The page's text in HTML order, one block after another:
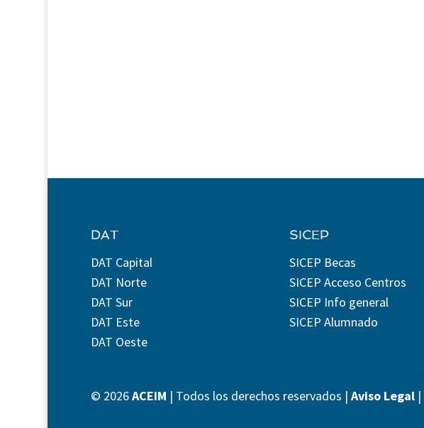
DAT
DAT Capital
DAT Norte
DAT Sur
DAT Este
DAT Oeste
SICEP
SICEP Becas
SICEP Acceso Centros
SICEP Info general
SICEP Alumnado
© 2026ACEIM | Todos los derechos reservados | Aviso Legal|